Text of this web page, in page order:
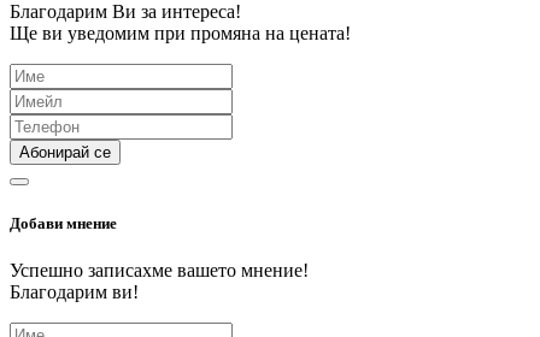
Благодарим Ви за интереса!
Ще ви уведомим при промяна на цената!
Абонирай се
Добави мнение
Успешно записахме вашето мнение!
Благодарим ви!